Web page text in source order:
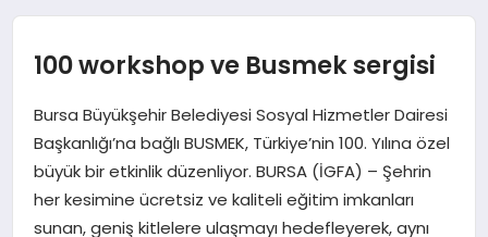
SPOR
ASAYIŞ
DÜNYA
SIYASET
100 workshop ve Busmek sergisi
Bursa Büyükşehir Belediyesi Sosyal Hizmetler Dairesi
Başkanlığı’na bağlı BUSMEK, Türkiye’nin 100. Yılına özel
büyük bir etkinlik düzenliyor. BURSA (İGFA) – Şehrin
her kesimine ücretsiz ve kaliteli eğitim imkanları
sunan, geniş kitlelere ulaşmayı hedefleyerek, aynı